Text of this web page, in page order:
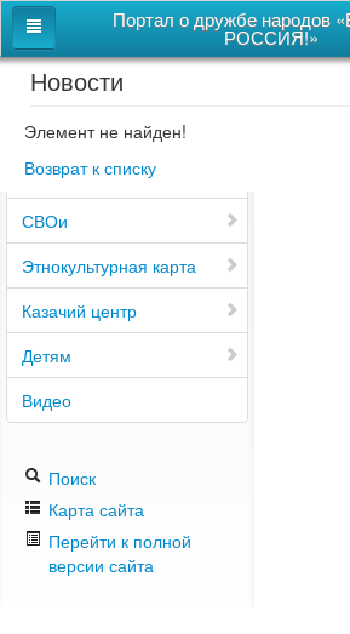
Портал о дружбе народов
РОССИЯ!»
Главная
Дом дружбы народов
Новости
СВОи
Этнокультурная карта
Казачий центр
Детям
Видео
Поиск
Карта сайта
Перейти к полной
версии сайта
Новости
Элемент не найден!
Возврат к списку